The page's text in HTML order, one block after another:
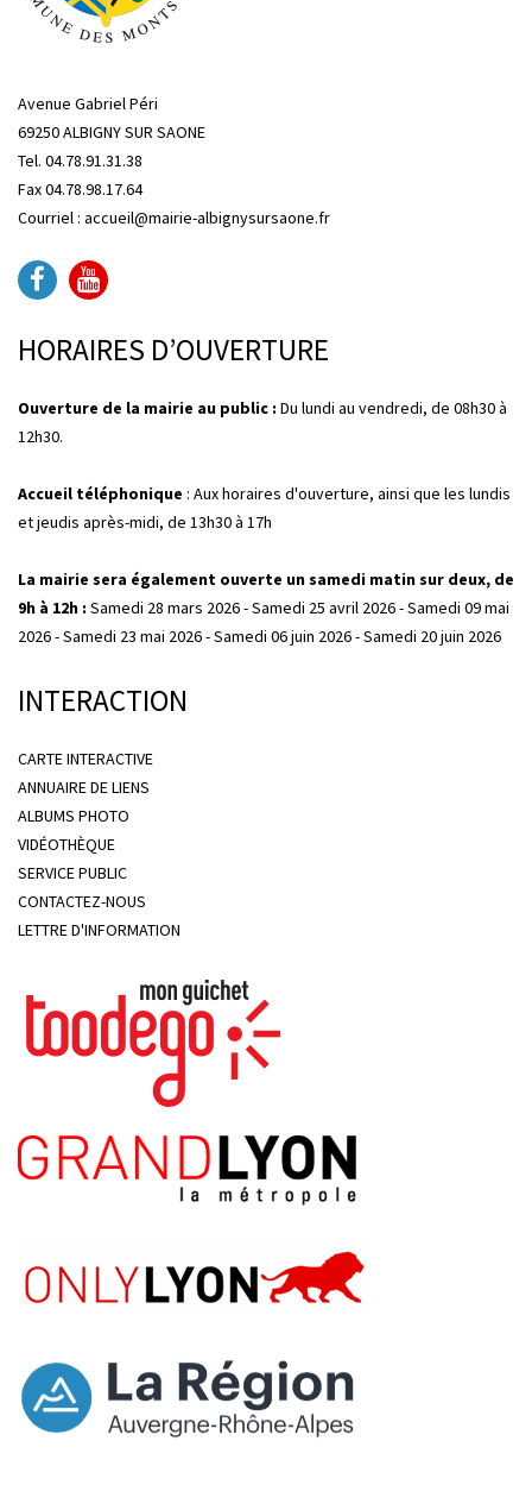
Avenue Gabriel Péri
69250 ALBIGNY SUR SAONE
Tel. 04.78.91.31.38
Fax 04.78.98.17.64
Courriel : accueil@mairie-albignysursaone.fr
HORAIRES D’OUVERTURE
Ouverture de la mairie au public : Du lundi au vendredi, de 08h30 à
12h30.
Accueil téléphonique : Aux horaires d'ouverture, ainsi que les lundis
et jeudis après-midi, de 13h30 à 17h
La mairie sera également ouverte un samedi matin sur deux, de
9h à 12h : Samedi 28 mars 2026 - Samedi 25 avril 2026 - Samedi 09 mai
2026 - Samedi 23 mai 2026 - Samedi 06 juin 2026 - Samedi 20 juin 2026
INTERACTION
CARTE INTERACTIVE
ANNUAIRE DE LIENS
ALBUMS PHOTO
VIDÉOTHÈQUE
SERVICE PUBLIC
CONTACTEZ-NOUS
LETTRE D'INFORMATION